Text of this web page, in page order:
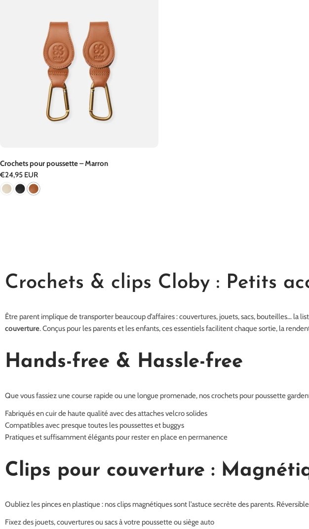
Crochets pour poussette – Marron
Prix
régulier
€24,95 EUR
Crochets & clips Cloby : Petits
Être parent implique de transporter beaucoup d’affaires : couvertures, jouets, sacs, bouteilles… la
couverture. Conçus pour les parents et les enfants, ces essentiels facilitent chaque sortie, la
Hands-free & Hassle-free
Que vous fassiez une course rapide ou une longue promenade, nos crochets pour poussette
Fabriqués en cuir de haute qualité avec des attaches velcro solides
Compatibles avec presque toutes les poussettes et buggys
Pratiques et suffisamment élégants pour rester en place en permanence
Clips pour couverture :
Oubliez les pinces en plastique : nos clips magnétiques sont l’astuce secrète des parents.
Fixez des jouets, couvertures ou sacs à votre poussette ou siège auto